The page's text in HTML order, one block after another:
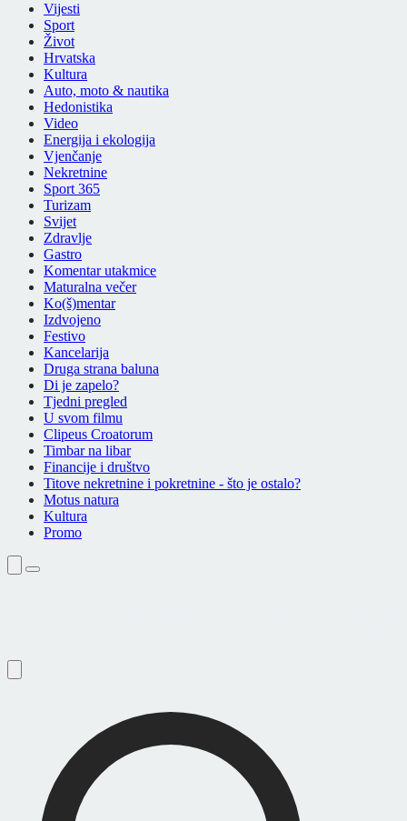
Vijesti
Sport
Život
Hrvatska
Kultura
Auto, moto & nautika
Hedonistika
Video
Energija i ekologija
Vjenčanje
Nekretnine
Sport 365
Turizam
Svijet
Zdravlje
Gastro
Komentar utakmice
Maturalna večer
Ko(š)mentar
Izdvojeno
Festivo
Kancelarija
Druga strana baluna
Di je zapelo?
Tjedni pregled
U svom filmu
Clipeus Croatorum
Timbar na libar
Financije i društvo
Titove nekretnine i pokretnine - što je ostalo?
Motus natura
Kultura
Promo